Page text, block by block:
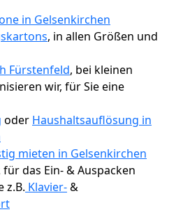
in Gelsenkirchen
, in allen Größen und
Fürstenfeld, bei kleinen
wir, für Sie eine
oder Haushaltsauflösung in
mieten in Gelsenkirchen
für das Ein- & Auspacken
z.B. Klavier-&